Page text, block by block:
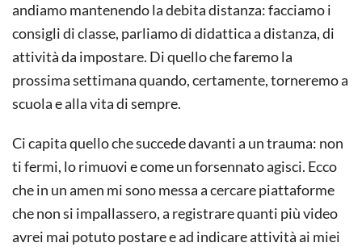
andiamo mantenendo la debita distanza: facciamo i
consigli di classe, parliamo di didattica a distanza, di
attività da impostare. Di quello che faremo la
prossima settimana quando, certamente, torneremo a
scuola e alla vita di sempre.
Ci capita quello che succede davanti a un trauma: non
ti fermi, lo rimuovi e come un forsennato agisci. Ecco
che in un amen mi sono messa a cercare piattaforme
che non si impallassero, a registrare quanti più video
avrei mai potuto postare e ad indicare attività ai miei